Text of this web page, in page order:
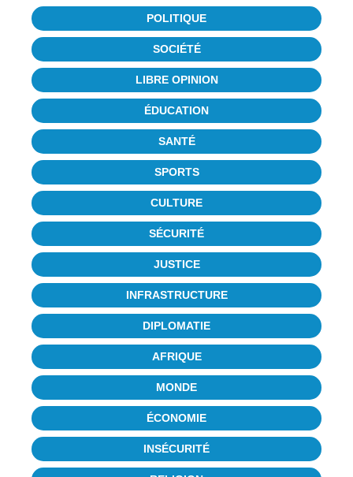
POLITIQUE
SOCIÉTÉ
LIBRE OPINION
ÉDUCATION
SANTÉ
SPORTS
CULTURE
SÉCURITÉ
JUSTICE
INFRASTRUCTURE
DIPLOMATIE
AFRIQUE
MONDE
ÉCONOMIE
INSÉCURITÉ